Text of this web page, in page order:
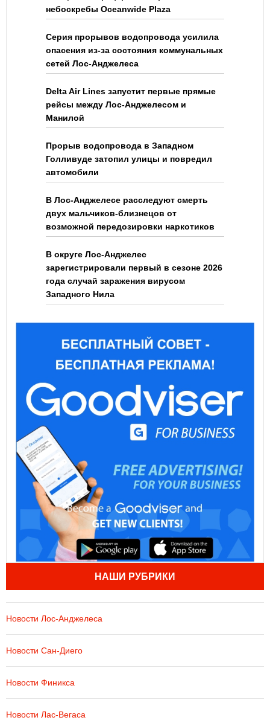
небоскребы Oceanwide Plaza
Серия прорывов водопровода усилила
опасения из-за состояния коммунальных
сетей Лос-Анджелеса
Delta Air Lines запустит первые прямые
рейсы между Лос-Анджелесом и
Манилой
Прорыв водопровода в Западном
Голливуде затопил улицы и повредил
автомобили
В Лос-Анджелесе расследуют смерть
двух мальчиков-близнецов от
возможной передозировки наркотиков
В округе Лос-Анджелес
зарегистрировали первый в сезоне 2026
года случай заражения вирусом
Западного Нила
НАШИ РУБРИКИ
Новости Лос-Анджелеса
Новости Сан-Диего
Новости Финикса
Новости Лас-Вегаса